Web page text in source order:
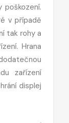
poškození.
v případě
tak rohy a
Hrana
zařízení
displej